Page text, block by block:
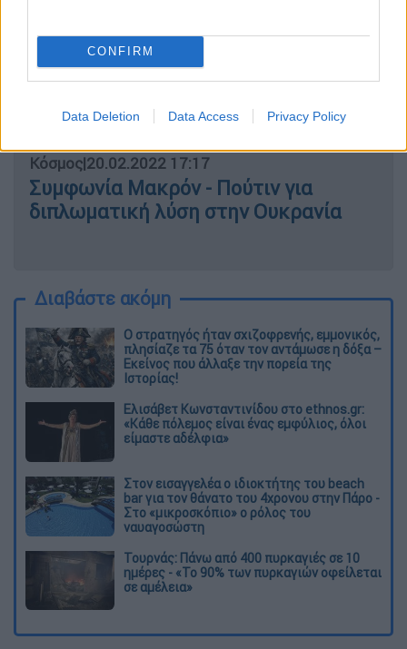
CONFIRM
Data Deletion Data Access Privacy Policy
Ελλάδα|20.02.2022 18:13
Αγρίνιο: Επίθεση με μαχαίρι σε
16χρονο - «Θα μπορούσε να ήταν ο
νέος Άλκης» λέει ο πατέρας του
Κόσμος|20.02.2022 17:17
Συμφωνία Μακρόν - Πούτιν για
διπλωματική λύση στην Ουκρανία
Διαβάστε ακόμη
O στρατηγός ήταν σχιζοφρενής, εμμονικός,
πλησίαζε τα 75 όταν τον αντάμωσε η δόξα –
Εκείνος που άλλαξε την πορεία της
Ιστορίας!
Ελισάβετ Κωνσταντινίδου στο ethnos.gr:
«Κάθε πόλεμος είναι ένας εμφύλιος, όλοι
είμαστε αδέλφια»
Στον εισαγγελέα ο ιδιοκτήτης του beach
bar για τον θάνατο του 4χρονου στην Πάρο -
Στο «μικροσκόπιο» ο ρόλος του
ναυαγοσώστη
Τουρνάς: Πάνω από 400 πυρκαγιές σε 10
ημέρες - «Το 90% των πυρκαγιών οφείλεται
σε αμέλεια»